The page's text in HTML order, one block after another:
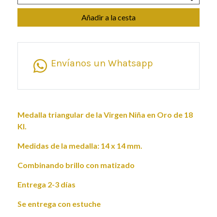
Añadir a la cesta
Envíanos un Whatsapp
Medalla triangular de la Virgen Niña en Oro de 18
Kl.
Medidas de la medalla: 14 x 14 mm.
Combinando brillo con matizado
Entrega 2-3 días
Se entrega con estuche